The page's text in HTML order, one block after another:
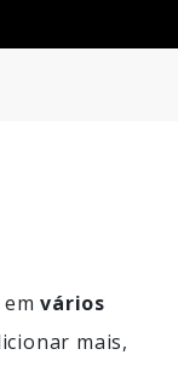
emvários
mais,